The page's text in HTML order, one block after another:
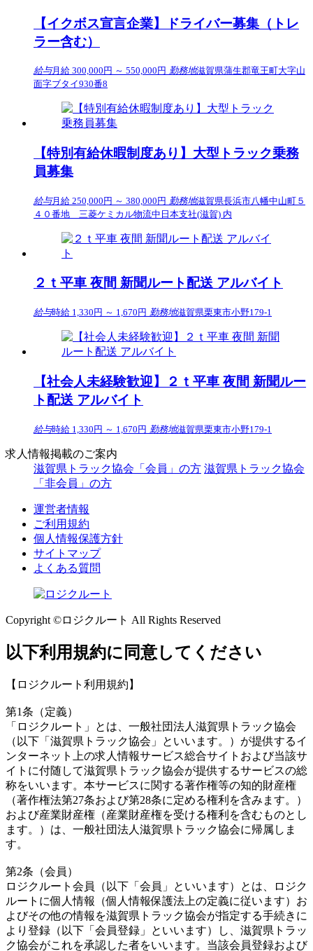
【イクボス宣言企業】ドライバー募集（トレ
ラー含む）
給与月給 300,000円 ～ 550,000円 勤務地滋賀県蒲生郡竜王町大字山
面字ブタイ930番8
【特別有給休暇制度あり】大型トラック乗務
員募集
給与月給 250,000円 ～ 380,000円 勤務地滋賀県長浜市八幡中山町５
４０番地 三菱ケミカル物流中日本支社(滋賀) 内
２ｔ平車 夜間 新聞ルート配送 アルバイト
給与時給 1,330円 ～ 1,670円 勤務地滋賀県栗東市小野179-1
【社会人未経験歓迎】２ｔ平車 夜間 新聞ルー
ト配送 アルバイト
給与時給 1,330円 ～ 1,670円 勤務地滋賀県栗東市小野179-1
求人情報掲載のご案内
滋賀県トラック協会「会員」の方 滋賀県トラック協会
「非会員」の方
運営者情報
ご利用規約
個人情報保護方針
サイトマップ
よくある質問
Copyright ©ロジクルート All Rights Reserved
以下利用規約に同意してください
【ロジクルート利用規約】
第1条（定義）
「ロジクルート」とは、一般社団法人滋賀県トラック協会
（以下「滋賀県トラック協会」といいます。）が提供するイ
ンターネット上の求人情報サービス総合サイトおよび当該サ
イトに付随して滋賀県トラック協会が提供するサービスの総
称をいいます。本サービスに関する著作権等の知的財産権
（著作権法第27条および第28条に定める権利を含みます。）
および産業財産権（産業財産権を受ける権利を含むものとし
ます。）は、一般社団法人滋賀県トラック協会に帰属しま
す。
第2条（会員）
ロジクルート会員（以下「会員」といいます）とは、ロジク
ルートに個人情報（個人情報保護法上の定義に従います）お
よびその他の情報を滋賀県トラック協会が指定する手続きに
より登録（以下「会員登録」といいます）し、滋賀県トラッ
ク協会がこれを承認した者をいいます。当該会員登録および